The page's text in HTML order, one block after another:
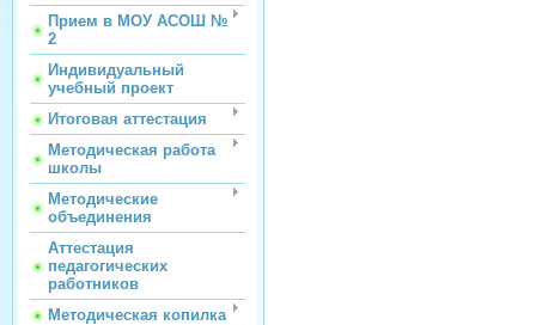
Прием в МОУ АСОШ №
2
Индивидуальный
учебный проект
Итоговая аттестация
Методическая работа
школы
Методические
объединения
Аттестация
педагогических
работников
Методическая копилка